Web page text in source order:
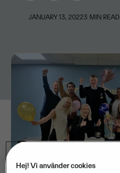
JANUARY 13, 20223 MIN READ
Hej! Vi använder cookies